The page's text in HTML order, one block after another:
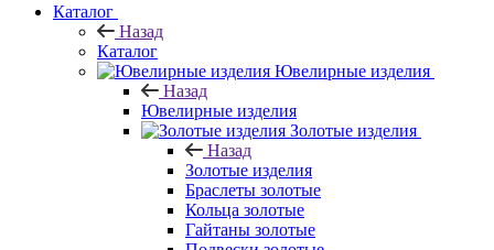
Каталог
Назад
Каталог
Ювелирные изделия
Назад
Ювелирные изделия
Золотые изделия
Назад
Золотые изделия
Браслеты золотые
Кольца золотые
Гайтаны золотые